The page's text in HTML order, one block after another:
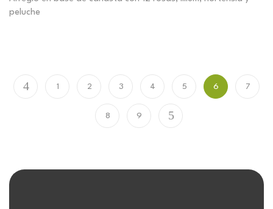
peluche
1 2 3 4 5 6 7
8 9